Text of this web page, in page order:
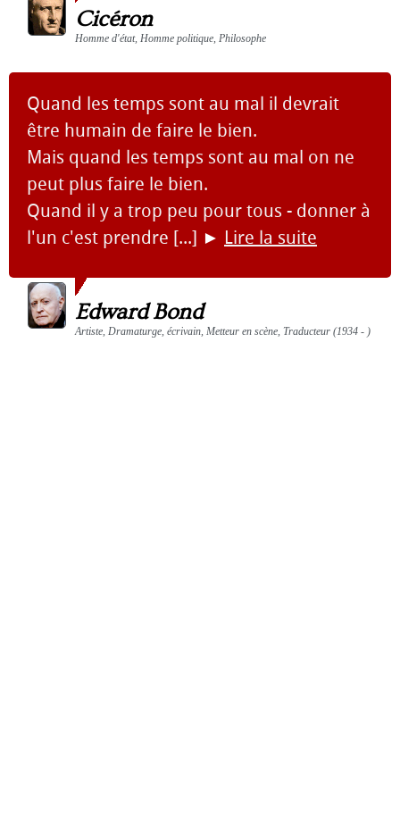
Cicéron
Homme d'état, Homme politique, Philosophe
Quand les temps sont au mal il devrait
être humain de faire le bien.
Mais quand les temps sont au mal on ne
peut plus faire le bien.
Quand il y a trop peu pour tous - donner à
l'un c'est prendre [...] ► Lire la suite
Edward Bond
Artiste, Dramaturge, écrivain, Metteur en scène, Traducteur (1934 - )